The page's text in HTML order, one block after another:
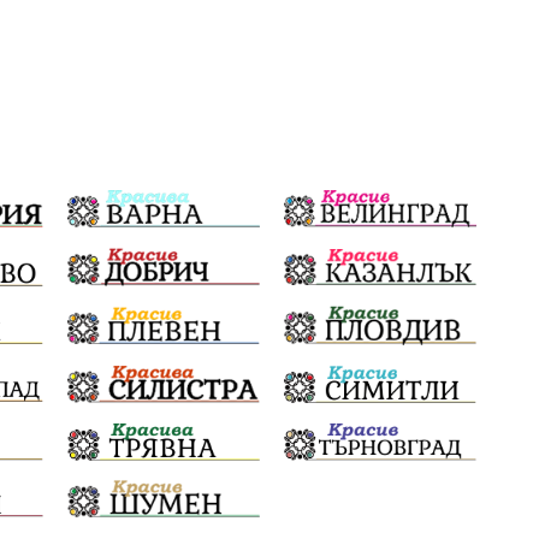
ПътнаБезопасност
ОколнаСреда
Еврофондове
СоциалнаПолитика Корупция
Общност ИсторическиПарк Деца
Археология Безводие